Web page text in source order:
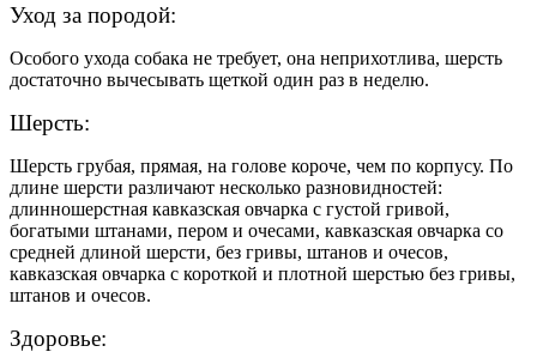
Уход за породой:
Особого ухода собака не требует, она неприхотлива, шерсть
достаточно вычесывать щеткой один раз в неделю.
Шерсть:
Шерсть грубая, прямая, на голове короче, чем по корпусу. По
длине шерсти различают несколько разновидностей:
длинношерстная кавказская овчарка с густой гривой,
богатыми штанами, пером и очесами, кавказская овчарка со
средней длиной шерсти, без гривы, штанов и очесов,
кавказская овчарка с короткой и плотной шерстью без гривы,
штанов и очесов.
Здоровье: